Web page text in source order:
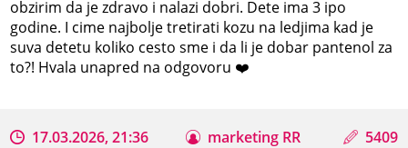
obzirim da je zdravo i nalazi dobri. Dete ima 3 ipo
godine. I cime najbolje tretirati kozu na ledjima kad je
suva detetu koliko cesto sme i da li je dobar pantenol za
to?! Hvala unapred na odgovoru ❤️
17.03.2026, 21:36 marketing RR 5409